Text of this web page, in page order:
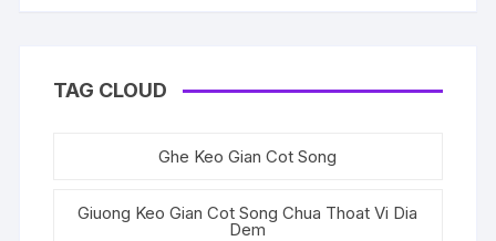
TAG CLOUD
Ghe Keo Gian Cot Song
Giuong Keo Gian Cot Song Chua Thoat Vi Dia
Dem